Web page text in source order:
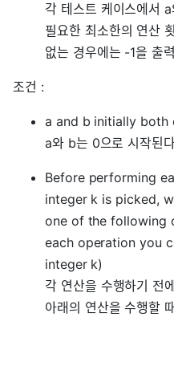
각 테스트 케이스에서
필요한 최소한의 연산
없는 경우에는 -1을 출
조건 :
a and b initially both
a와 b는 0으로 시작된
Before performing
integer k is picked,
one of the following
each operation you
integer k)
각 연산을 수행하기 전
아래의 연산을 수행할